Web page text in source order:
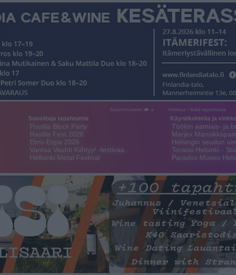
Sääennusteet 🌧 ☼ Vinkkaa / lisää tapahtuma
Suosittuja tapahtumia
Puotila Block Party
Rastila Fest 2026
Etno-Espa 2026
Vantaa Vauhti Kiihtyy! -festivaa…
Hellsinki Metal Festival
Käyntikohteita ja
Töölön aamiais- ja
Marjex
Helsingin seudun
Terassi Helsinki -
Paradox Museo